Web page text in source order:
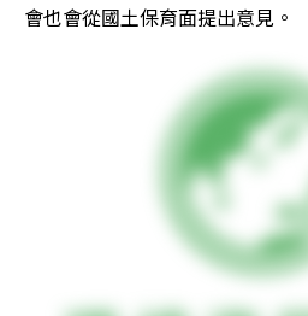
會也會從國土保育面提出意見。